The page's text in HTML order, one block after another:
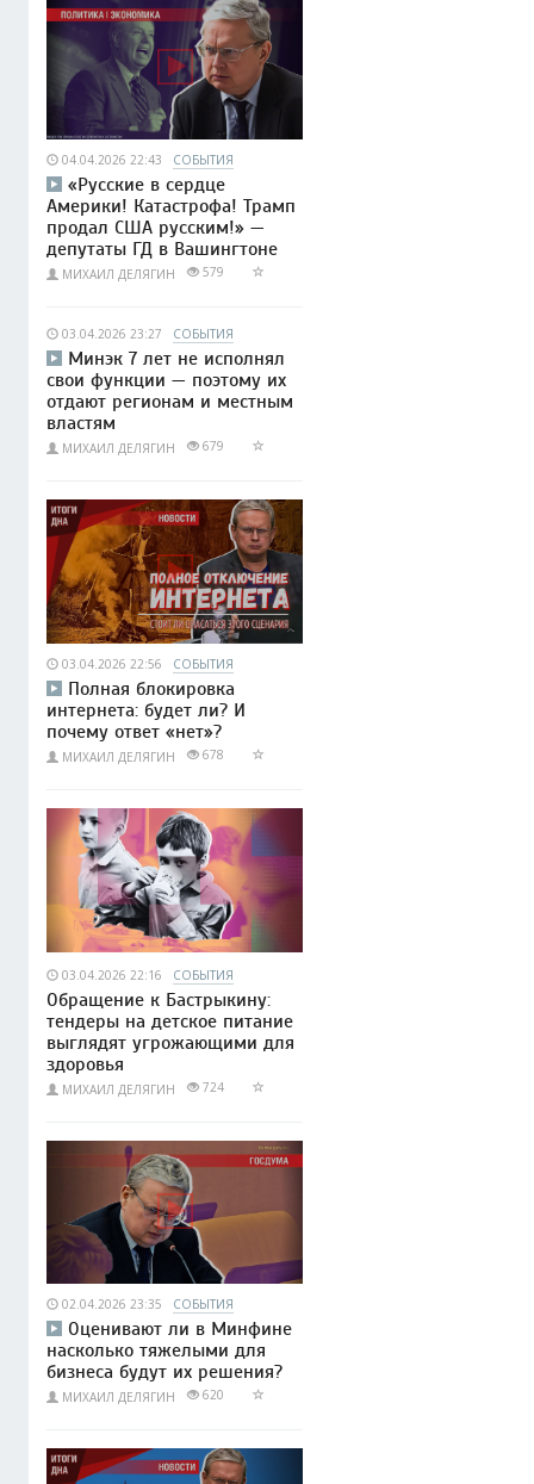
04.04.2026 22:43 СОБЫТИЯ
«Русские в сердце
Америки! Катастрофа! Трамп
продал США русским!» —
депутаты ГД в Вашингтоне
МИХАИЛ ДЕЛЯГИН 579
03.04.2026 23:27 СОБЫТИЯ
Минэк 7 лет не исполнял
свои функции — поэтому их
отдают регионам и местным
властям
МИХАИЛ ДЕЛЯГИН 679
03.04.2026 22:56 СОБЫТИЯ
Полная блокировка
интернета: будет ли? И
почему ответ «нет»?
МИХАИЛ ДЕЛЯГИН 678
03.04.2026 22:16 СОБЫТИЯ
Обращение к Бастрыкину:
тендеры на детское питание
выглядят угрожающими для
здоровья
МИХАИЛ ДЕЛЯГИН 724
02.04.2026 23:35 СОБЫТИЯ
Оценивают ли в Минфине
насколько тяжелыми для
бизнеса будут их решения?
МИХАИЛ ДЕЛЯГИН 620